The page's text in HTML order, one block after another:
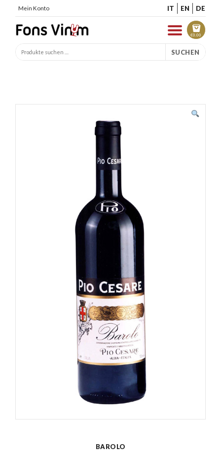
Mein Konto IT EN DE
€0.00
SUCHEN
BAROLO